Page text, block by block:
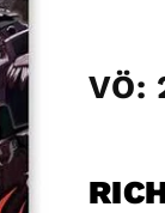
VÖ: